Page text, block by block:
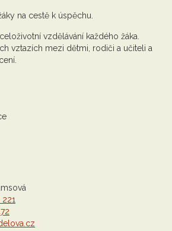
na cestě k úspěchu.
vzdělávání každého žáka.
vztazích mezi dětmi, rodiči a učiteli a